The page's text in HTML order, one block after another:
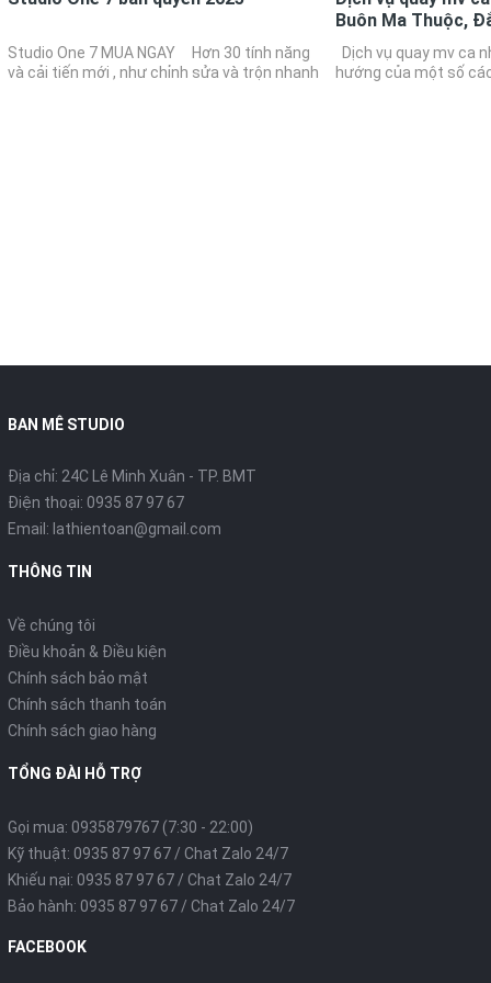
Studio One 7 MUA NGAY Hơn 30 tính năng
và cải tiến mới , như chỉnh sửa và trộn nhanh
Buôn Ma Thuộc,
Dịch vụ quay mv ca
hướng của một số
BAN MÊ STUDIO
Địa chỉ: 24C Lê Minh Xuân - TP. BMT
Điện thoại: 0935 87 97 67
Email: lathientoan@gmail.com
THÔNG TIN
Về chúng tôi
Điều khoản & Điều kiện
Chính sách bảo mật
Chính sách thanh toán
Chính sách giao hàng
TỔNG ĐÀI HỖ TRỢ
Gọi mua: 0935879767 (7:30 - 22:00)
Kỹ thuật: 0935 87 97 67 / Chat Zalo 24/7
Khiếu nại: 0935 87 97 67 / Chat Zalo 24/7
Bảo hành: 0935 87 97 67 / Chat Zalo 24/7
FACEBOOK